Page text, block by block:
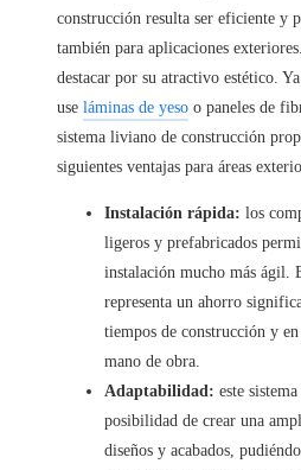
construcción resulta ser eficiente y
también para aplicaciones
destacar por su atractivo estético. Ya
use láminas de yeso o paneles de
sistema liviano de construcción
siguientes ventajas para áreas
Instalación rápida: los
ligeros y prefabricados
instalación mucho más ágil.
representa un ahorro
tiempos de construcción y en
mano de obra.
Adaptabilidad: este
posibilidad de crear una
diseños y acabados,